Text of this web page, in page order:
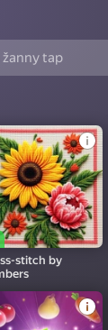
stitch by